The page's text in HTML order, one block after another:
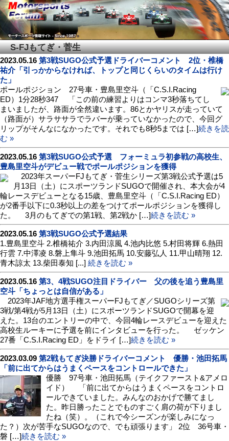
S-FJもてぎ・菅生
2023.05.16 第3戦SUGO公式予選ドライバーコメント 2位・椎橋
祐介「引っかからなければ、トップと同じくらいのタイムは行け
た」
ポールポジション 27号車・豊島里空斗（「C.S.I.Racing
ED）1分28秒347 「この前の練習よりはコンマ3秒落ちてし
まいましたが、路面が全然違います。86とかヤリスが走っていて
（路面が）サラササラでラバーが乗っていなかったので、今回グ
リップがそんなになかったです。それでも8秒5までは […]続きを読
む »
2023.05.16 第3戦SUGO公式予選 フォーミュラ初参戦の高校生、
豊島里空斗がデビュー戦でポールポジションを獲得
2023年スーパーFJもてぎ・菅生シリーズ第3戦公式予選は5
月13日（土）にスポーツランドSUGOで開催され、本大会が4
輪レースデビューとなる15歳、豊島里空斗（「C.S.I.Racing ED）
が2番手以下に0.3秒以上の差をつけてポールポジションを獲得し
た。 3月のもてぎでの第1戦、第2戦か […]続きを読む »
2023.05.16 第3戦SUGO公式予選結果
1.豊島里空斗 2.椎橋祐介 3.内田涼風 4.池内比悠 5.村田将輝 6.熱田
行雲 7.中澤凌 8.磐上隼斗 9.池田拓馬 10.安藤弘人 11.甲山晴翔 12.
青木諒太 13.柴田泰知 [...] 続きを読む »
2023.05.16 第3、4戦SUGO注目ドライバー 父の後を追う豊島里
空斗「ちょっとは自信がある」
2023年JAF地方選手権スーパーFJもてぎ／SUGOシリーズ第
3戦/第4戦が5月13日（土）にスポーツランドSUGOで開幕を迎
えた。13台のエントリーの中で、今回4輪レースデビューを迎えた
高校生ルーキーに予選を前にインタビューを行った。 ゼッケン
27番「C.S.I.Racing ED」をドライ […]続きを読む »
2023.03.09 第2戦もてぎ決勝ドライバーコメント 優勝・池田拓馬
「前に出てからはうまくペースをコントロールできた」
優勝 97号車・池田拓馬（テイクファースト&アメロ
イド） 「前に出てからはうまくペースをコントロ
ールできていました。みんなのおかげで勝てまし
た。昨日勝ったことでものすごく肩の荷が下りまし
たね（笑）。（これで今シーズンが楽しみになっ
た？）次が苦手なSUGOなので、でも頑張ります」 2位 36号車・
磐 […]続きを読む »